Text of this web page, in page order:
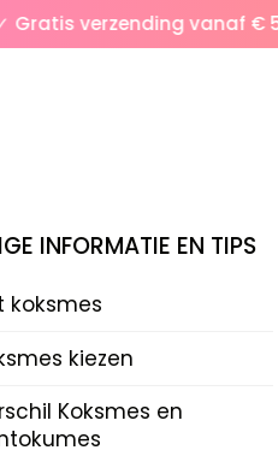
verzending vanaf € 50,-
INFORMATIE EN TIPS
koksmes
kiezen
Koksmes en